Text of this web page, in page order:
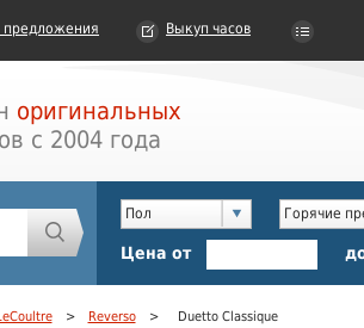
предложения Выкуп часов
оригинальных
с 2004 года
Пол Горячие
Цена от
> Reverso > Duetto Classique